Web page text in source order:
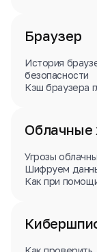
Браузер
История
безопасности
Кэш браузера
Облачные
Угрозы
Шифруем
Как при